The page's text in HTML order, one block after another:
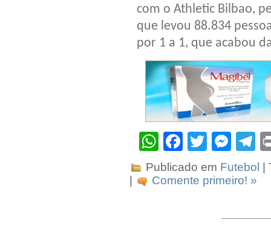
com o Athletic Bilbao,
que levou 88.834
por 1 a 1, que acabou
WhatsApp
Facebook
Twitter
Publicado em Futebol |
Comente primeiro! »